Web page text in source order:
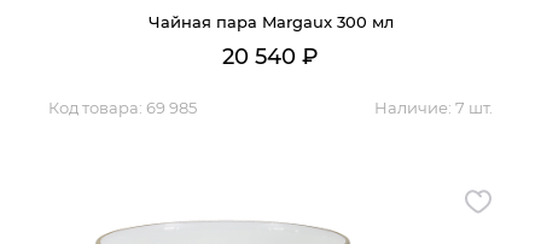
Чайная пара Margaux 300 мл
20 540 ₽
Код товара: 69 985 Наличие: 7 шт.